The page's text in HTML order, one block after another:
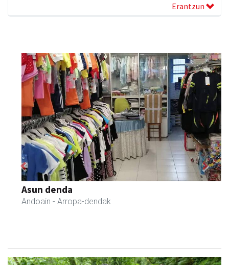
Erantzun
Xixori belar-denda
Andoain - Belar-denda
Previous Next